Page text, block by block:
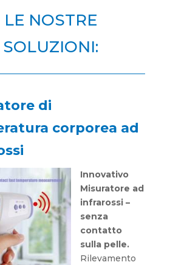
LE NOSTRE
SOLUZIONI:
di
corporea ad
Innovativo
Misuratore ad
infrarossi –
senza
contatto
sulla pelle.
Rilevamento